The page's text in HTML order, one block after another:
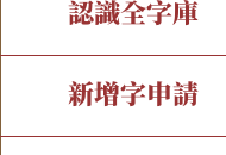
認識全字庫
全字庫介紹
IDS查詢
新增字申請